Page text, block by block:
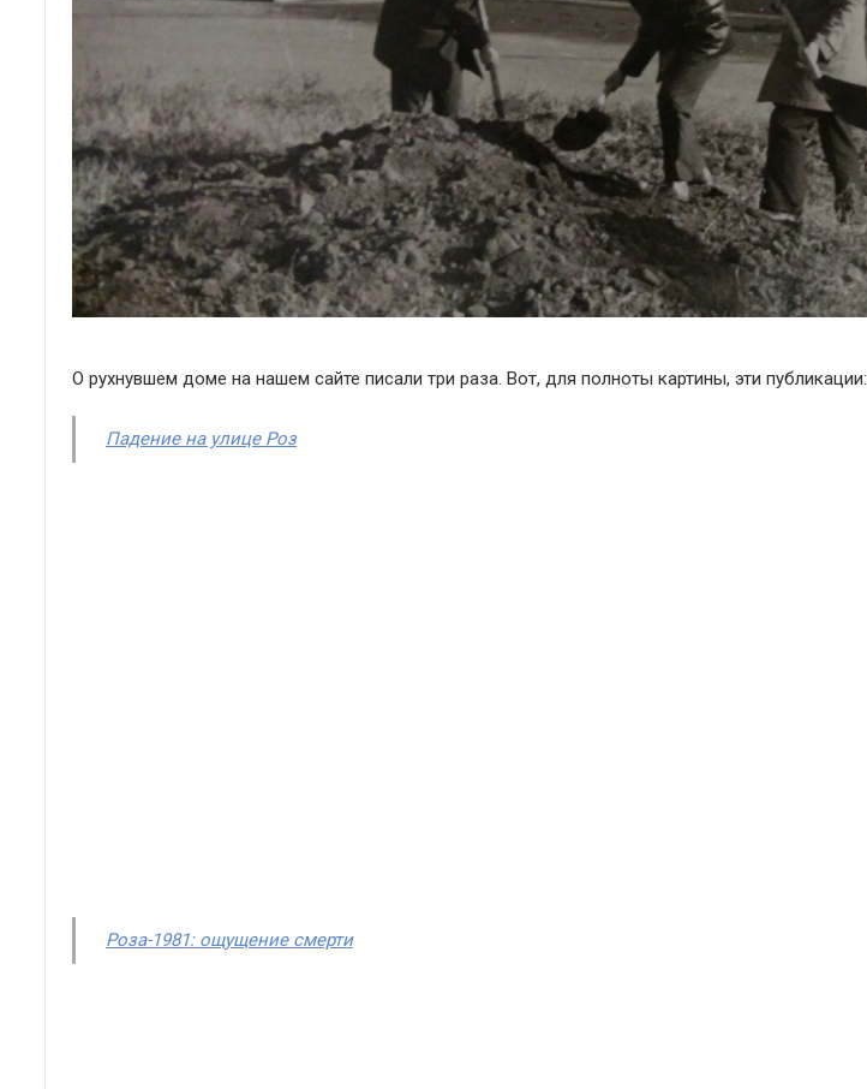
О рухнувшем доме на нашем сайте писали три раза. Вот, для полноты картины, эти публикации:
Падение на улице Роз
Роза-1981: ощущение смерти